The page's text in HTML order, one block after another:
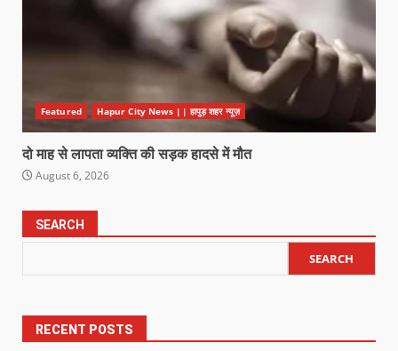
Featured Hapur City News || हापुड़ शहर न्यूज़
दो माह से लापता व्यक्ति की सड़क हादसे में मौत
August 6, 2026
SEARCH
SEARCH
RECENT POSTS